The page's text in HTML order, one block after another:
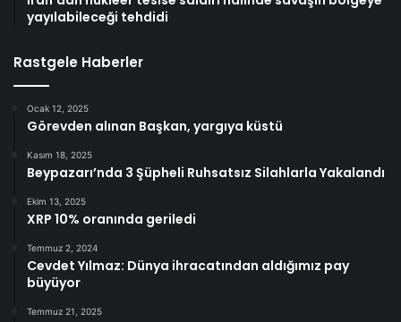
yayılabileceği tehdidi
Rastgele Haberler
Ocak 12, 2025
Görevden alınan Başkan, yargıya küstü
Kasım 18, 2025
Beypazarı’nda 3 Şüpheli Ruhsatsız Silahlarla Yakalandı
Ekim 13, 2025
XRP 10% oranında geriledi
Temmuz 2, 2024
Cevdet Yılmaz: Dünya ihracatından aldığımız pay
büyüyor
Temmuz 21, 2025